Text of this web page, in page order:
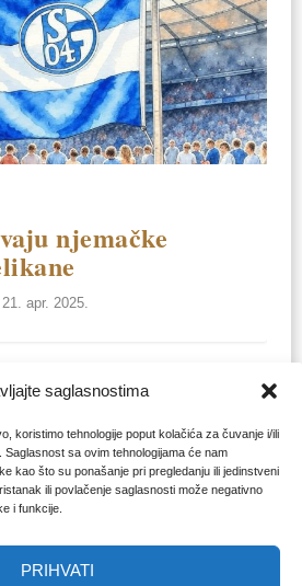
saglasnostima
koristimo tehnologije poput kolačića za čuvanje i/ili
sa ovim tehnologijama će nam
kao što su ponašanje pri pregledanju ili jedinstveni
ili povlačenje saglasnosti može negativno
i funkcije.
PRIHVATI
njemačke
21. apr. 2025.